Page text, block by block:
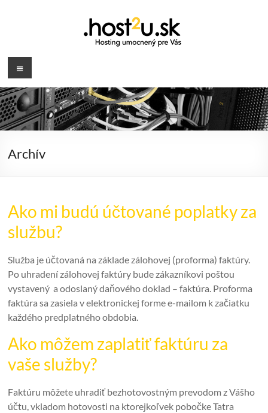
.host2u.sk
Hosting
umocnený
pre
Vás
Menu
Archív
Ako mi budú účtované poplatky za
službu?
Služba je účtovaná na základe zálohovej (proforma) faktúry.
Po uhradení zálohovej faktúry bude zákazníkovi poštou
vystavený a odoslaný daňového doklad – faktúra. Proforma
faktúra sa zasiela v elektronickej forme e-mailom k začiatku
každého predplatného obdobia.
Ako môžem zaplatiť faktúru za
vaše služby?
Faktúru môžete uhradiť bezhotovostným prevodom z Vášho
účtu, vkladom hotovosti na ktorejkoľvek pobočke Tatra